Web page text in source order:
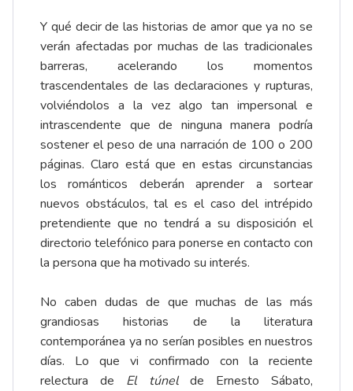
Y qué decir de las historias de amor que ya no se
verán afectadas por muchas de las tradicionales
barreras, acelerando los momentos
trascendentales de las declaraciones y rupturas,
volviéndolos a la vez algo tan impersonal e
intrascendente que de ninguna manera podría
sostener el peso de una narración de 100 o 200
páginas. Claro está que en estas circunstancias
los románticos deberán aprender a sortear
nuevos obstáculos, tal es el caso del intrépido
pretendiente que no tendrá a su disposición el
directorio telefónico para ponerse en contacto con
la persona que ha motivado su interés.
No caben dudas de que muchas de las más
grandiosas historias de la literatura
contemporánea ya no serían posibles en nuestros
días. Lo que vi confirmado con la reciente
relectura de El túnelde Ernesto Sábato,